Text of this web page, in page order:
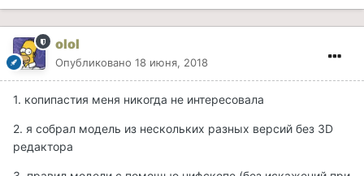
olol
Опубликовано 18 июня, 2018
1. копипастия меня никогда не интересовала
2. я собрал модель из нескольких разных версий без 3D
редактора